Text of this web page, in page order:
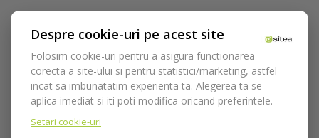
Despre cookie-uri pe acest site
Folosim cookie-uri pentru a asigura functionarea
corecta a site-ului si pentru statistici/marketing, astfel
incat sa imbunatatim experienta ta. Alegerea ta se
aplica imediat si iti poti modifica oricand preferintele.
Setari cookie-uri
Acasa Instrumentar
Chirurgie si implantologie
Instrumentar extractie
Elevatoare / Luxatoare
Elevator W
Barry cod 780/1